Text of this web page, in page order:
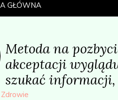
GŁÓWNA
Metoda na
akceptacji
szukać
Zdrowie